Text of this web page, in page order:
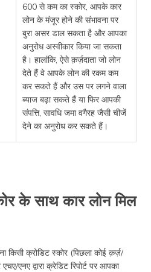
600 से कम का स्कोर, आपके कार
लोन के मंजूर होने की संभावना पर
बुरा असर डाल सकता है और आपका
अनुरोध अस्वीकार किया जा सकता
है। हालांकि, ऐसे क़र्ज़दाता जो लोन
देते हैं वे आपके लोन की रकम कम
कर सकते हैं और उस पर लगने वाला
ब्याज बढ़ा सकते हैं या फिर आपकी
संपत्ति, सावधि जमा वगैरह जैसी चीजें
देने का अनुरोध कर सकते हैं।
के साथ कार लोन मिल
किसी क्रोडिट स्कोर (पिछला कोई क़र्ज़/
एनए द्वारा क्रेडिट रिपोर्ट पर आपका